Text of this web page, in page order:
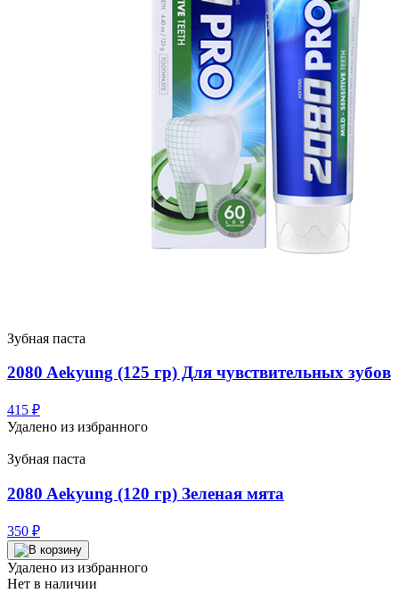
Зубная паста
2080 Aekyung (125 гр) Для чувствительных зубов
415 ₽
Удалено из избранного
Зубная паста
2080 Aekyung (120 гр) Зеленая мята
350 ₽
Удалено из избранного
Нет в наличии